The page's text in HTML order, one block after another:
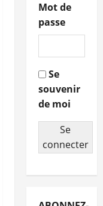
Mot de
passe
Se
souvenir
de moi
Se
connecter